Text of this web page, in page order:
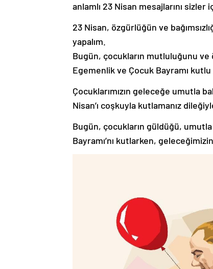
anlamlı 23 Nisan mesajlarını sizler
23 Nisan, özgürlüğün ve
yapalım.
Bugün, çocukların mutluluğunu ve
Egemenlik ve Çocuk Bayramı
Çocuklarımızın geleceğe umutla
Nisan’ı coşkuyla kutlamanız
Bugün, çocukların güldüğü,
Bayramı’nı kutlarken,